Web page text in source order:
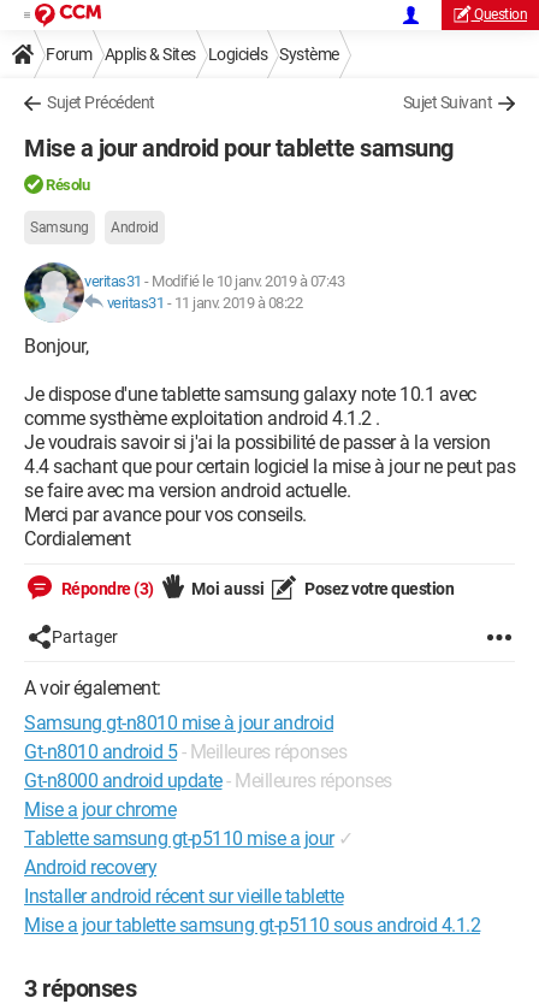
Question
Forum Applis & Sites Logiciels Système
Sujet Précédent Sujet Suivant
Mise a jour android pour tablette samsung
Résolu
Samsung Android
veritas31 - Modifié le 10 janv. 2019 à 07:43
veritas31 - 11 janv. 2019 à 08:22
Bonjour,
Je dispose d'une tablette samsung galaxy note 10.1 avec
comme systhème exploitation android 4.1.2 .
Je voudrais savoir si j'ai la possibilité de passer à la version
4.4 sachant que pour certain logiciel la mise à jour ne peut pas
se faire avec ma version android actuelle.
Merci par avance pour vos conseils.
Cordialement
Répondre (3) Moi aussi Posez votre question
Partager
A voir également:
Samsung gt-n8010 mise à jour android
Gt-n8010 android 5 - Meilleures réponses
Gt-n8000 android update- Meilleures réponses
Mise a jour chrome
Tablette samsung gt-p5110 mise a jour ✓
Android recovery
Installer android récent sur vieille tablette
Mise a jour tablette samsung gt-p5110 sous android 4.1.2
3 réponses